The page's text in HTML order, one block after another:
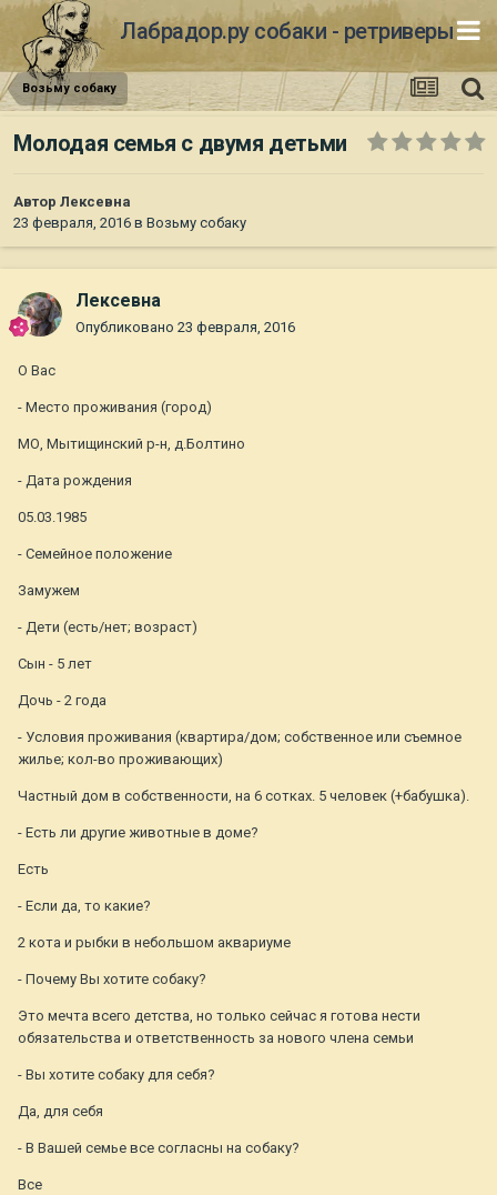
Лабрадор.ру собаки - ретриверы
Возьму собаку
Молодая семья с двумя детьми
Автор Лексевна
23 февраля, 2016 в Возьму собаку
Лексевна
Опубликовано 23 февраля, 2016
О Вас
- Место проживания (город)
МО, Мытищинский р-н, д.Болтино
- Дата рождения
05.03.1985
- Семейное положение
Замужем
- Дети (есть/нет; возраст)
Сын - 5 лет
Дочь - 2 года
- Условия проживания (квартира/дом; собственное или съемное
жилье; кол-во проживающих)
Частный дом в собственности, на 6 сотках. 5 человек (+бабушка).
- Есть ли другие животные в доме?
Есть
- Если да, то какие?
2 кота и рыбки в небольшом аквариуме
- Почему Вы хотите собаку?
Это мечта всего детства, но только сейчас я готова нести
обязательства и ответственность за нового члена семьи
- Вы хотите собаку для себя?
Да, для себя
- В Вашей семье все согласны на собаку?
Все